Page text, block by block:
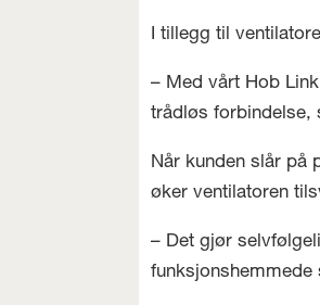
I tillegg til
– Med vårt Hob
trådløs forbindelse,
Når kunden slår på
øker ventilatoren
– Det gjør